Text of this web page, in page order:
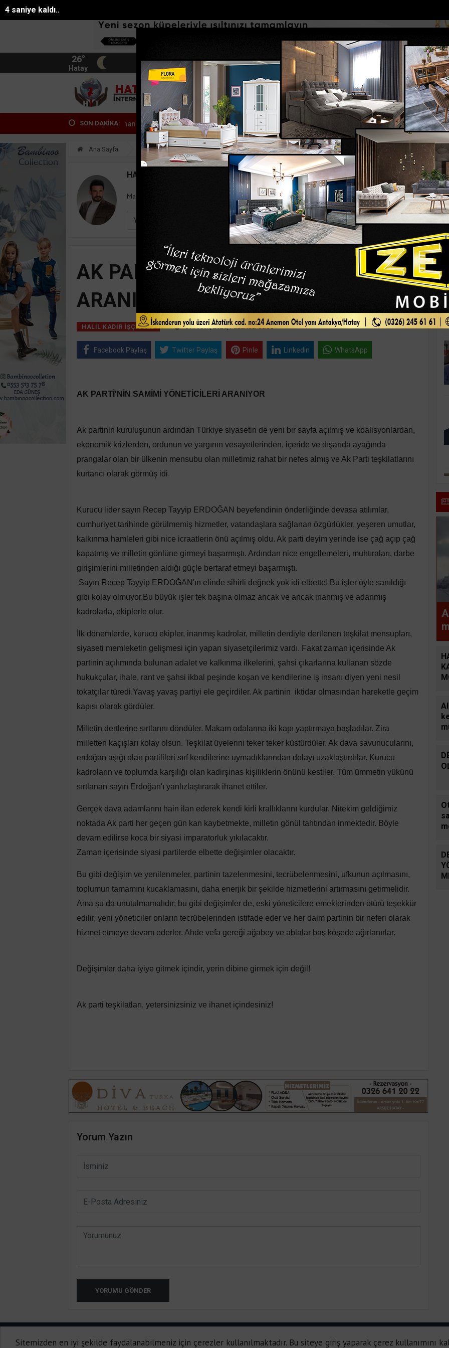
Sitemizden en iyi şekilde faydalanabilmeniz için çerezler kullanılmaktadır. Bu siteye giriş yaparak çerez kullanımını
3 saniye kaldı..
26°
Hatay
BIST 13.744 DOLAR 46.2686 EURO 53.5186
HATAY GÜNDEM MAGAZİN KADIN-YAŞAM SPOR SAĞLIK
SON DAKİKA:
yangın paniği: 5 kişi dumandan etk... Seyir halindeyken aniden alev alan otomobilde... Bakan Kurumun katılımıyla Hatayda 8 bin
Yazarlar Web TV
Ana Sayfa Yazarlar Halil kadir İşçioğlu
HALIL KADIR İŞÇIOĞLU
Mail:
AK PARTİ'NİN SAMİMİ YÖNETİCİLERİ
ARANIYOR
HALIL KADIR İŞÇIOĞLU 01 Aralık, 2025, Pazartesi 08:38
Facebook Paylaş Twitter Paylaş Pinle Linkedin WhatsApp
AK PARTİ'NİN SAMİMİ YÖNETİCİLERİ ARANIYOR
Ak partinin kuruluşunun ardından Türkiye siyasetin de yeni bir sayfa açılmış ve koalisyonlardan,
ekonomik krizlerden, ordunun ve yargının vesayetlerinden, içeride ve dışarıda ayağında
prangalar olan bir ülkenin mensubu olan milletimiz rahat bir nefes almış ve Ak Parti teşkilatlarını
kurtarıcı olarak görmüş idi.
Kurucu lider sayın Recep Tayyip ERDOĞAN beyefendinin önderliğinde devasa atılımlar,
cumhuriyet tarihinde görülmemiş hizmetler, vatandaşlara sağlanan özgürlükler, yeşeren umutlar,
kalkınma hamleleri gibi nice icraatlerin önü açılmış oldu. Ak parti deyim yerinde ise çağ açıp çağ
kapatmış ve milletin gönlüne girmeyi başarmıştı. Ardından nice engellemeleri, muhtıraları, darbe
girişimlerini milletinden aldığı güçle bertaraf etmeyi başarmıştı.
Sayın Recep Tayyip ERDOĞAN'ın elinde sihirli değnek yok idi elbette! Bu işler öyle sanıldığı
gibi kolay olmuyor.Bu büyük işler tek başına olmaz ancak ve ancak inanmış ve adanmış
kadrolarla, ekiplerle olur.
İlk dönemlerde, kurucu ekipler, inanmış kadrolar, milletin derdiyle dertlenen teşkilat mensupları,
siyaseti memleketin gelişmesi için yapan siyasetçilerimiz vardı. Fakat zaman içerisinde Ak
partinin açılımında bulunan adalet ve kalkınma ilkelerini, şahsi çıkarlarına kullanan sözde
hukukçular, ihale, rant ve şahsi ikbal peşinde koşan ve kendilerine iş insanı diyen yeni nesil
tokatçılar türedi.Yavaş yavaş partiyi ele geçirdiler. Ak partinin iktidar olmasından hareketle geçim
kapısı olarak gördüler.
Milletin dertlerine sırtlarını döndüler. Makam odalarına iki kapı yaptırmaya başladılar. Zira
milletten kaçışları kolay olsun. Teşkilat üyelerini teker teker küstürdüler. Ak dava savunucularını,
erdoğan aşığı olan partilileri sırf kendilerine uymadıklarından dolayı uzaklaştırdılar. Kurucu
kadroların ve toplumda karşılığı olan kadirşinas kişiliklerin önünü kestiler. Tüm ümmetin yükünü
sırtlanan sayın Erdoğan'ı yanlızlaştırarak ihanet ettiler.
Gerçek dava adamlarını hain ilan ederek kendi kirli krallıklarını kurdular. Nitekim geldiğimiz
noktada Ak parti her geçen gün kan kaybetmekte, milletin gönül tahtından inmektedir. Böyle
devam edilirse koca bir siyasi imparatorluk yıkılacaktır.
Zaman içerisinde siyasi partilerde elbette değişimler olacaktır.
Bu gibi değişim ve yenilenmeler, partinin tazelenmesini, tecrübelenmesini, ufkunun açılmasını,
toplumun tamamını kucaklamasını, daha enerjik bir şekilde hizmetlerini artırmasını getirmelidir.
Ama şu da unutulmamalıdır; bu gibi değişimler de, eski yöneticilere emeklerinden ötürü teşekkür
edilir, yeni yöneticiler onların tecrübelerinden istifade eder ve her daim partinin bir neferi olarak
hizmet etmeye devam ederler. Ahde vefa gereği ağabey ve ablalar baş köşede ağırlanırlar.
Değişimler daha iyiye gitmek içindir, yerin dibine girmek için değil!
Ak parti teşkilatları, yetersinizsiniz ve ihanet içindesiniz!
Yorum Yazın
YORUMU GÖNDER
Onemsoft |Haber Yazılımı